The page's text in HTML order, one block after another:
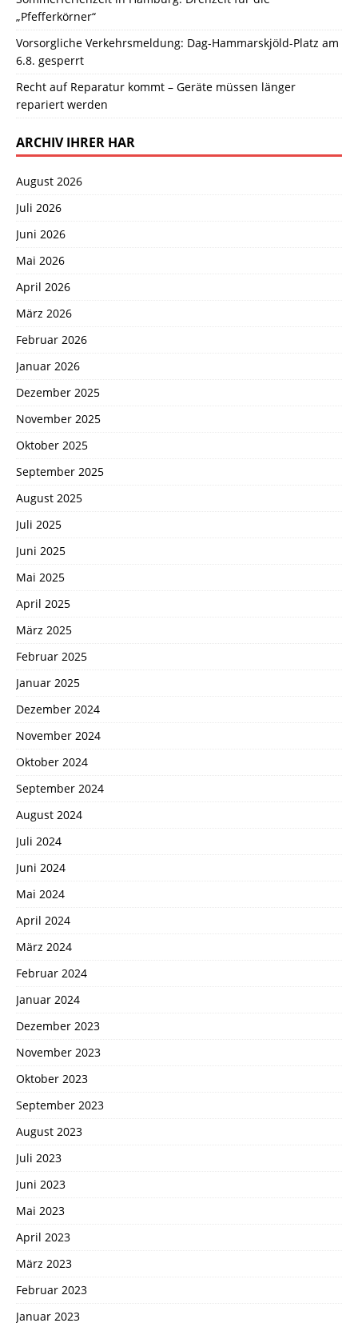
„Pfefferkörner“
Vorsorgliche Verkehrsmeldung: Dag-Hammarskjöld-Platz am
6.8. gesperrt
Recht auf Reparatur kommt – Geräte müssen länger
repariert werden
ARCHIV IHRER HAR
August 2026
Juli 2026
Juni 2026
Mai 2026
April 2026
März 2026
Februar 2026
Januar 2026
Dezember 2025
November 2025
Oktober 2025
September 2025
August 2025
Juli 2025
Juni 2025
Mai 2025
April 2025
März 2025
Februar 2025
Januar 2025
Dezember 2024
November 2024
Oktober 2024
September 2024
August 2024
Juli 2024
Juni 2024
Mai 2024
April 2024
März 2024
Februar 2024
Januar 2024
Dezember 2023
November 2023
Oktober 2023
September 2023
August 2023
Juli 2023
Juni 2023
Mai 2023
April 2023
März 2023
Februar 2023
Januar 2023